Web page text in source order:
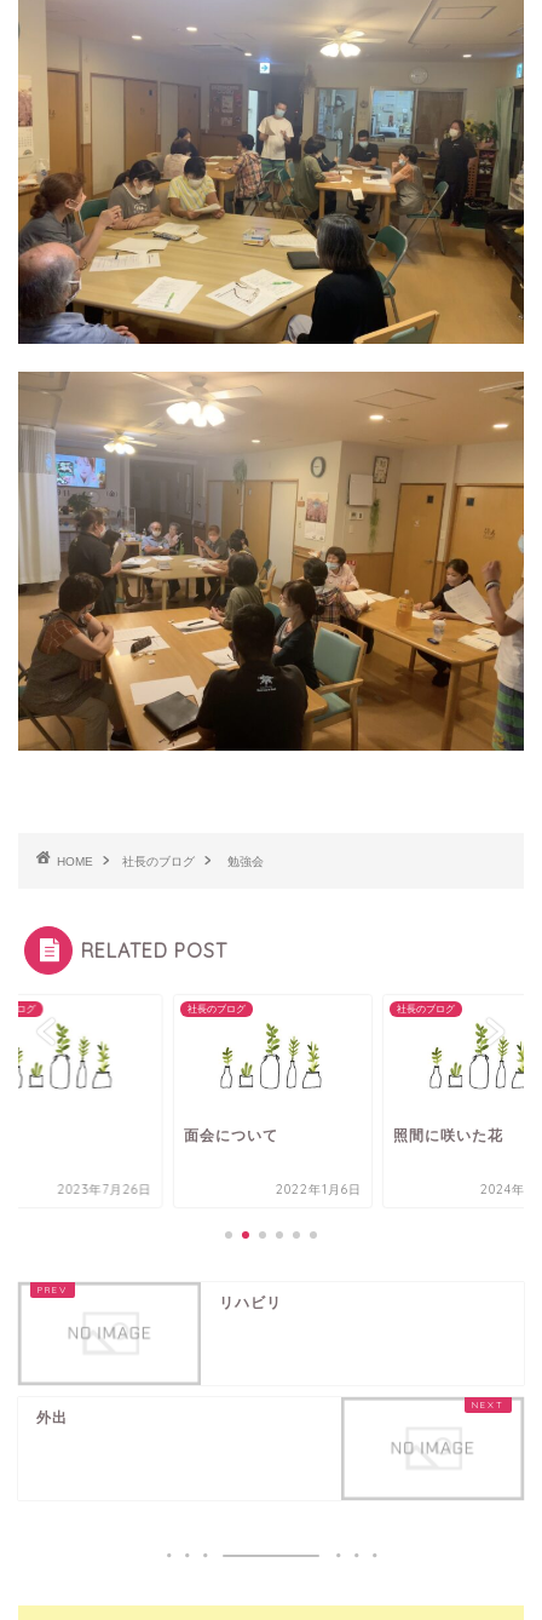
HOME 社長のブログ 勉強会
RELATED POST
ブログ
2023年7月26日
社長のブログ
面会について
2022年1月6日
社長のブログ
照間に咲いた花
2024年9
リハビリ
外出